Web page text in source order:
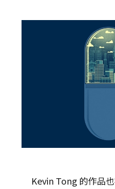
Kevin Tong 的作品